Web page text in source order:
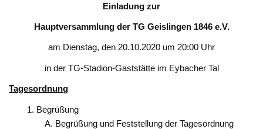
Einladung zur
Hauptversammlung der TG Geislingen 1846 e.V.
am Dienstag, den 20.10.2020 um 20:00 Uhr
in der TG-Stadion-Gaststätte im Eybacher Tal
Tagesordnung
Begrüßung
Begrüßung und Feststellung der Tagesordnung